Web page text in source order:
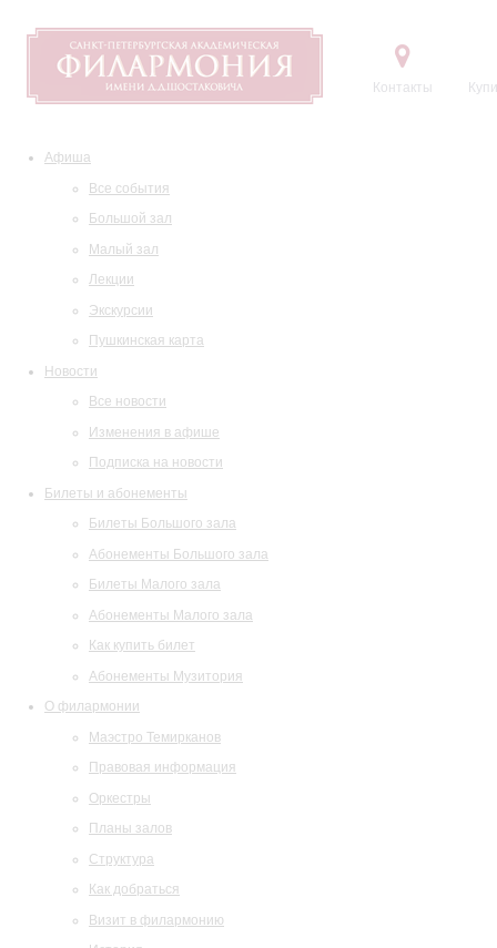
Контакты
Афиша
Все события
Большой зал
Малый зал
Лекции
Экскурсии
Пушкинская карта
Новости
Все новости
Изменения в афише
Подписка на новости
Билеты и абонементы
Билеты Большого зала
Абонементы Большого зала
Билеты Малого зала
Абонементы Малого зала
Как купить билет
Абонементы Музитория
О филармонии
Маэстро Темирканов
Правовая информация
Оркестры
Планы залов
Структура
Как добраться
Визит в филармонию